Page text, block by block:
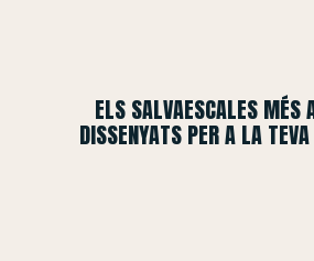
ELS SALVAESCALES MÉS
DISSENYATS PER A LA